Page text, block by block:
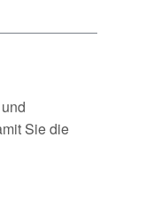
Sie die